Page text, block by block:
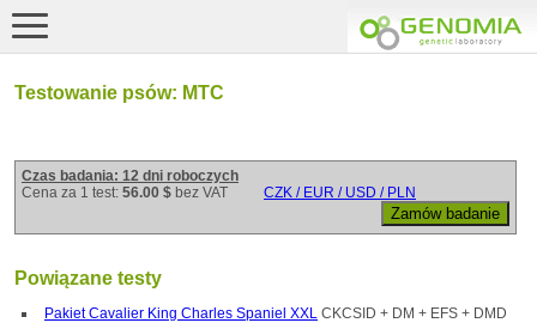
Testowanie psów: MTC
Czas badania: 12 dni roboczych
Cena za 1 test: 56.00 $ bez VAT CZK / EUR / USD / PLN
Powiązane testy
Pakiet Cavalier King Charles Spaniel XXL CKCSID + DM + EFS + DMD